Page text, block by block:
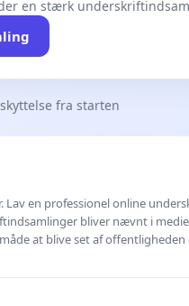
en stærk
fra starten
en professionel online
bliver nævnt i
at blive set af offentligheden